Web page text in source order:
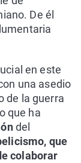
De él
en este
una asedio
de la guerra
que ha
del
que
colaborar